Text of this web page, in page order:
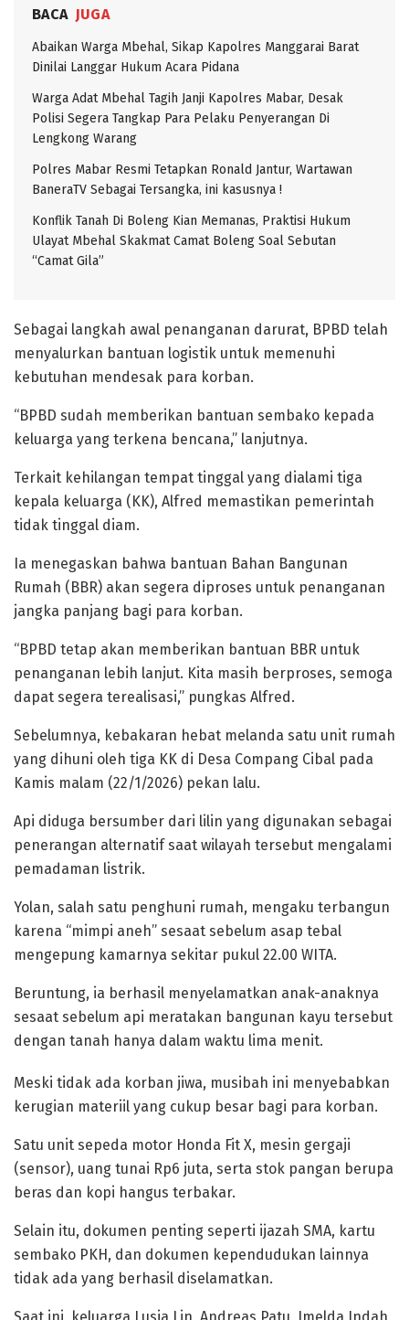
BACA JUGA
Abaikan Warga Mbehal, Sikap Kapolres Manggarai Barat
Dinilai Langgar Hukum Acara Pidana
Warga Adat Mbehal Tagih Janji Kapolres Mabar, Desak
Polisi Segera Tangkap Para Pelaku Penyerangan Di
Lengkong Warang
Polres Mabar Resmi Tetapkan Ronald Jantur, Wartawan
BaneraTV Sebagai Tersangka, ini kasusnya !
Konflik Tanah Di Boleng Kian Memanas, Praktisi Hukum
Ulayat Mbehal Skakmat Camat Boleng Soal Sebutan
“Camat Gila”
Sebagai langkah awal penanganan darurat, BPBD telah
menyalurkan bantuan logistik untuk memenuhi
kebutuhan mendesak para korban.
“BPBD sudah memberikan bantuan sembako kepada
keluarga yang terkena bencana,” lanjutnya.
Terkait kehilangan tempat tinggal yang dialami tiga
kepala keluarga (KK), Alfred memastikan pemerintah
tidak tinggal diam.
Ia menegaskan bahwa bantuan Bahan Bangunan
Rumah (BBR) akan segera diproses untuk penanganan
jangka panjang bagi para korban.
“BPBD tetap akan memberikan bantuan BBR untuk
penanganan lebih lanjut. Kita masih berproses, semoga
dapat segera terealisasi,” pungkas Alfred.
Sebelumnya, kebakaran hebat melanda satu unit rumah
yang dihuni oleh tiga KK di Desa Compang Cibal pada
Kamis malam (22/1/2026) pekan lalu.
Api diduga bersumber dari lilin yang digunakan sebagai
penerangan alternatif saat wilayah tersebut mengalami
pemadaman listrik.
Yolan, salah satu penghuni rumah, mengaku terbangun
karena “mimpi aneh” sesaat sebelum asap tebal
mengepung kamarnya sekitar pukul 22.00 WITA.
Beruntung, ia berhasil menyelamatkan anak-anaknya
sesaat sebelum api meratakan bangunan kayu tersebut
dengan tanah hanya dalam waktu lima menit.
Meski tidak ada korban jiwa, musibah ini menyebabkan
kerugian materiil yang cukup besar bagi para korban.
Satu unit sepeda motor Honda Fit X, mesin gergaji
(sensor), uang tunai Rp6 juta, serta stok pangan berupa
beras dan kopi hangus terbakar.
Selain itu, dokumen penting seperti ijazah SMA, kartu
sembako PKH, dan dokumen kependudukan lainnya
tidak ada yang berhasil diselamatkan.